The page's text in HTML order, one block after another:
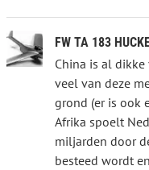
FW TA 183
China is al
veel van deze
grond (er is ook
Afrika spoelt
miljarden door
besteed wordt